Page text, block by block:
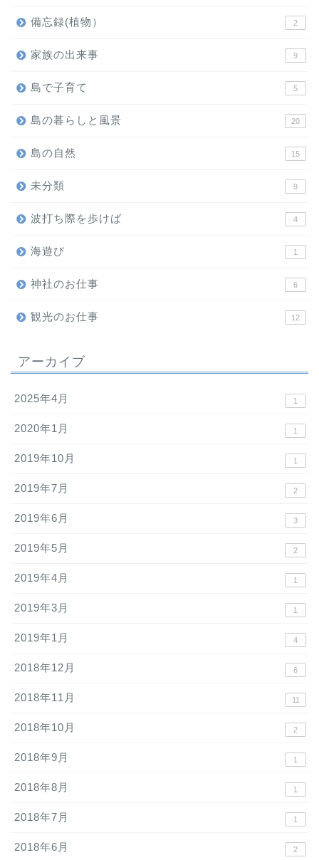
備忘録(植物） 2
家族の出来事 9
島で子育て 5
島の暮らしと風景 20
島の自然 15
未分類 9
波打ち際を歩けば 4
海遊び 1
神社のお仕事 6
観光のお仕事 12
アーカイブ
2025年4月 1
2020年1月 1
2019年10月 1
2019年7月 2
2019年6月 3
2019年5月 2
2019年4月 1
2019年3月 1
2019年1月 4
2018年12月 6
2018年11月 11
2018年10月 2
2018年9月 1
2018年8月 1
2018年7月 1
2018年6月 2